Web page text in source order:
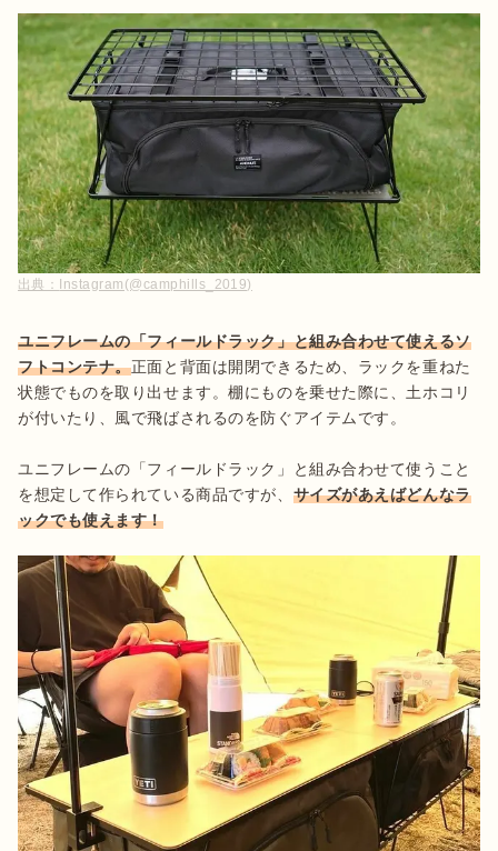
出典： Instagram(@camphills_2019)
ユニフレームの「フィールドラック」と組み合わせて使えるソ
フトコンテナ。正面と背面は開閉できるため、ラックを重ねた
状態でものを取り出せます。棚にものを乗せた際に、土ホコリ
が付いたり、風で飛ばされるのを防ぐアイテムです。
ユニフレームの「フィールドラック」と組み合わせて使うこと
を想定して作られている商品ですが、 サイズがあえばどんなラ
ックでも使えます！